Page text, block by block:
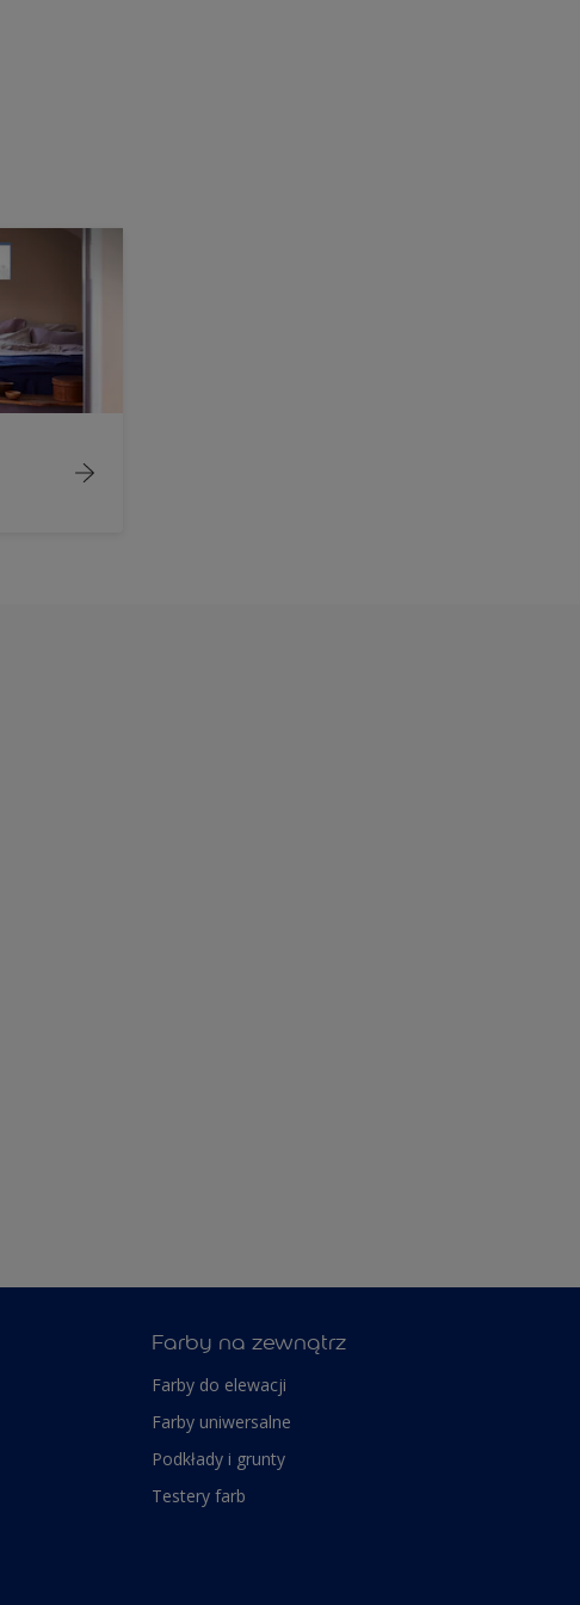
Farby na zewnątrz
Farby do elewacji
Farby uniwersalne
Podkłady i grunty
Testery farb